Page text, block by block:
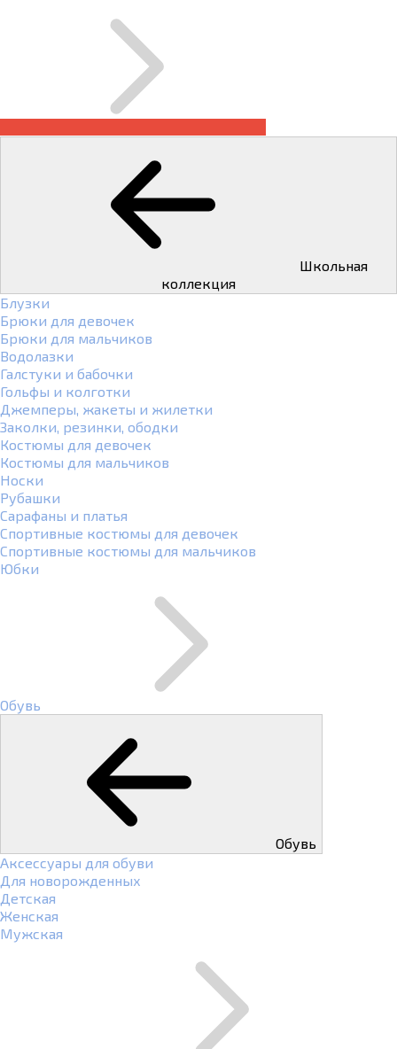
коллекция
Блузки
Брюки для девочек
Брюки для мальчиков
Водолазки
Галстуки и бабочки
Гольфы и колготки
Джемперы, жакеты и жилетки
Заколки, резинки, ободки
Костюмы для девочек
Костюмы для мальчиков
Носки
Рубашки
Сарафаны и платья
Спортивные костюмы для девочек
Спортивные костюмы для мальчиков
Юбки
Обувь
Обувь
Аксессуары для обуви
Для новорожденных
Детская
Женская
Мужская